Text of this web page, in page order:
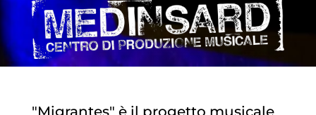
"Migrantes" è il progetto musicale